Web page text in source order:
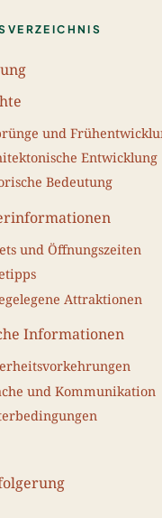
und
Entwicklung
Bedeutung
und Öffnungszeiten
Attraktionen
Informationen
und Kommunikation